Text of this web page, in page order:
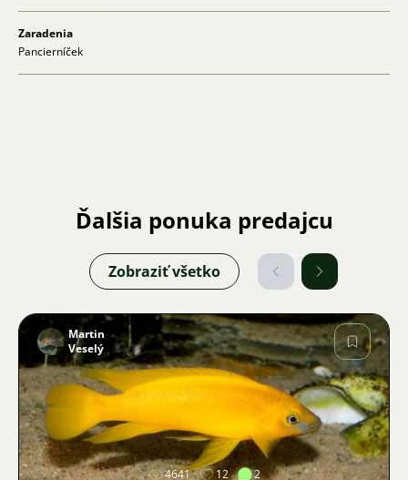
Zaradenia
Pancierníček
Ďalšia ponuka predajcu
Zobraziť všetko
Obrázok
Martin
Veselý
4641 12 2